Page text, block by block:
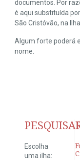
documentos. Por
é aqui substituída
São Cristóvão, na
Algum forte poderá
nome.
Escolha
uma ilha: